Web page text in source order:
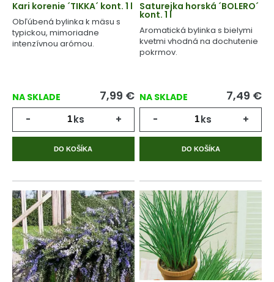
Kari korenie ´TIKKA´ kont. 1 l
Obľúbená bylinka k mäsu s
typickou, mimoriadne
intenzívnou arómou.
NA SKLADE 7,99 €
- ks +
DO KOŠÍKA
Saturejka horská ´BOLERO´
kont. 1 l
Aromatická bylinka s bielymi
kvetmi vhodná na dochutenie
pokrmov.
NA SKLADE 7,49 €
- ks +
DO KOŠÍKA